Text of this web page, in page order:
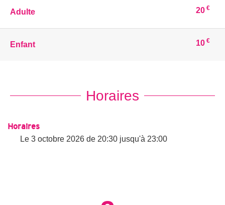
Adulte 20 €
Enfant 10 €
Horaires
Horaires
Le 3 octobre 2026 de 20:30 jusqu'à 23:00